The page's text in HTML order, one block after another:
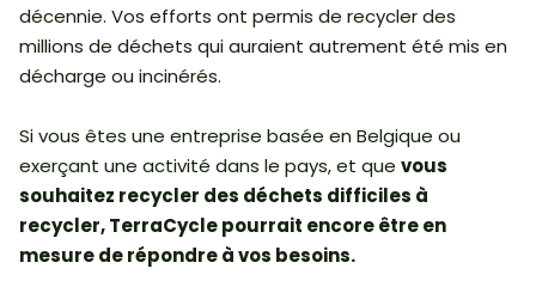
décennie. Vos efforts ont permis de recycler des
millions de déchets qui auraient autrement été mis en
décharge ou incinérés.
Si vous êtes une entreprise basée en Belgique ou
exerçant une activité dans le pays, et que vous
souhaitez recycler des déchets difficiles à
recycler, TerraCycle pourrait encore être en
mesure de répondre à vos besoins.